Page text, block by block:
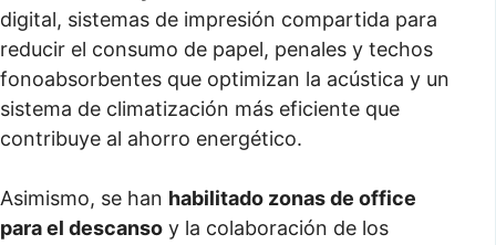
digital, sistemas de impresión compartida para
reducir el consumo de papel, penales y techos
fonoabsorbentes que optimizan la acústica y un
sistema de climatización más eficiente que
contribuye al ahorro energético.
Asimismo, se han habilitado zonas de office
para el descanso y la colaboración de los